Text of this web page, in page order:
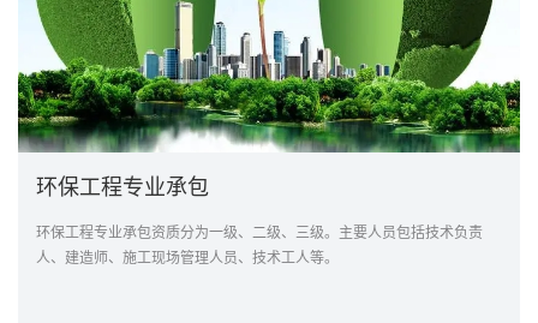
环保工程专业承包
环保工程专业承包资质分为一级、二级、三级。主要人员包括技术负责
人、建造师、施工现场管理人员、技术工人等。